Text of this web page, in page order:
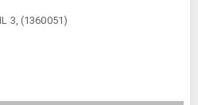
3, (1360051)